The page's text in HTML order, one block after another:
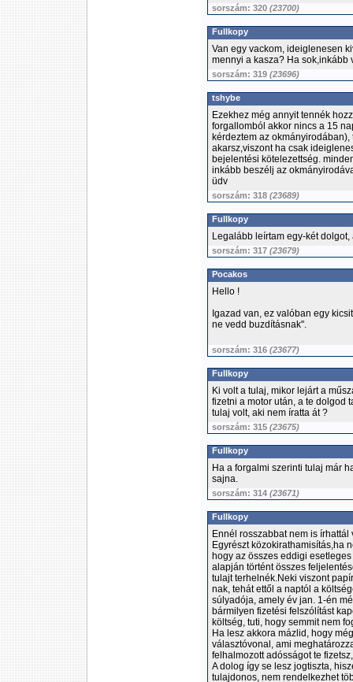
sorszám: 320 (23700)
Fullkopy
Van egy vackom, ideiglenesen
mennyi a kasza? Ha
sorszám: 319 (23696)
tshybe
Ezekhez még annyit tennék
forgallomból akkor nincs a 15
kérdeztem az
akarsz,viszont ha csak
bejelentési kötelezettség.
inkább beszélj az
üdv
sorszám: 318 (23689)
Fullkopy
Legalább leírtam egy-két
sorszám: 317 (23679)
Pocakos
Hello !
Igazad van, ez valóban egy
ne vedd buzdításnak".
sorszám: 316 (23677)
Fullkopy
Ki volt a tulaj, mikor lejárt a
fizetni a motor után, a te dolgod
tulaj volt, aki nem íratta át ?
sorszám: 315 (23675)
Fullkopy
Ha a forgalmi szerinti tulaj már
sajna.
sorszám: 314 (23671)
Fullkopy
Ennél rosszabbat nem is írhattál
Egyrészt közokirathamisítás,ha
hogy az összes eddigi
alapján történt összes
tulajt terhelnék.Neki viszont
nak, tehát ettől a naptól a
súlyadója, amely év jan. 1-én
bármilyen fizetési felszólítást
költség, tuti, hogy semmit nem
Ha lesz akkora mázlid, hogy
választóvonal, ami
felhalmozott adósságot te
A dolog így se lesz jogtiszta,
tulajdonos, nem rendelkezhet